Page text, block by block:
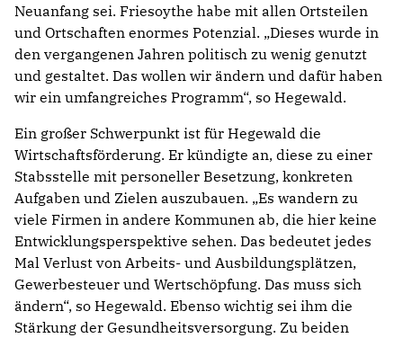
Neuanfang sei. Friesoythe habe mit allen Ortsteilen
und Ortschaften enormes Potenzial. „Dieses wurde in
den vergangenen Jahren politisch zu wenig genutzt
und gestaltet. Das wollen wir ändern und dafür haben
wir ein umfangreiches Programm“, so Hegewald.
Ein großer Schwerpunkt ist für Hegewald die
Wirtschaftsförderung. Er kündigte an, diese zu einer
Stabsstelle mit personeller Besetzung, konkreten
Aufgaben und Zielen auszubauen. „Es wandern zu
viele Firmen in andere Kommunen ab, die hier keine
Entwicklungsperspektive sehen. Das bedeutet jedes
Mal Verlust von Arbeits- und Ausbildungsplätzen,
Gewerbesteuer und Wertschöpfung. Das muss sich
ändern“, so Hegewald. Ebenso wichtig sei ihm die
Stärkung der Gesundheitsversorgung. Zu beiden